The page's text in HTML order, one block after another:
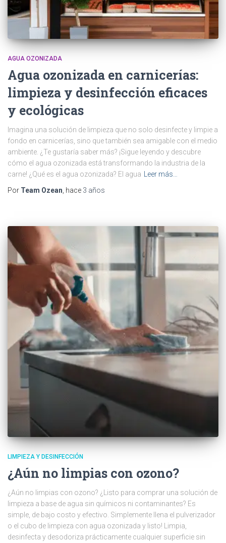
AGUA OZONIZADA
Agua ozonizada en carnicerías:
limpieza y desinfección eficaces
y ecológicas
Imagina una solución de limpieza que no solo desinfecte y limpie a
fondo en carnicerías, sino que también sea amigable con el medio
ambiente. ¿Te gustaría saber más? ¡Sigue leyendo y descubre
cómo el agua ozonizada está transformando la industria de la
carne! ¿Qué es el agua ozonizada? El agua
Leer más…
Por Team Ozean , hace 3 años
LIMPIEZA Y DESINFECCIÓN
¿Aún no limpias con ozono?
¿Aún no limpias con ozono? ¿Listo para comprar una solución de
limpieza a base de agua sin químicos ni contaminantes? Es
simple, de bajo costo y efectivo. Simplemente llena el pulverizador
o el cubo de limpieza con agua ozonizada y listo! Limpia,
desinfecta y desodoriza prácticamente cualquier superficie sin